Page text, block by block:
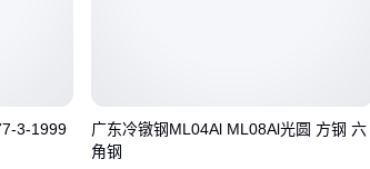
频繁热循环工况，还需额外考虑T23钢与
的膨胀系数匹配问题。
3-1999
广东冷镦钢ML04Al ML08Al光圆 方钢 六
角钢